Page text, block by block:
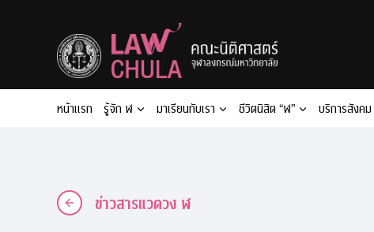
หน้าแรก รู้จัก ฬ มาเรียนกับเรา ชีวิตนิสิต “ฬ” บริการสังคม
ข่าวสารแวดวง ฬ